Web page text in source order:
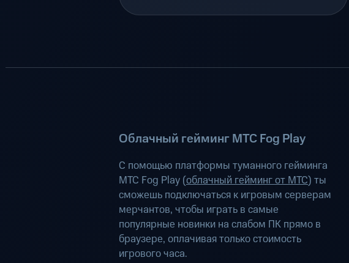
Облачный гейминг МТС Fog Play
С помощью платформы туманного гейминга
МТС Fog Play (облачный гейминг от МТС) ты
сможешь подключаться к игровым серверам
мерчантов, чтобы играть в самые
популярные новинки на слабом ПК прямо в
браузере, оплачивая только стоимость
игрового часа.